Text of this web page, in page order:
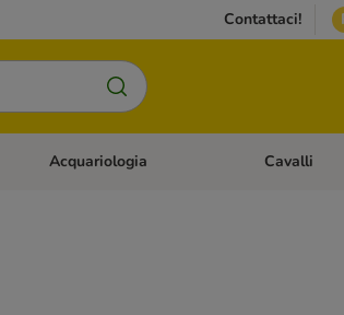
Contattaci!
Apri Menù Categoria: Roditori & Uccelli
Acquariologia Apri Menù
Cavalli